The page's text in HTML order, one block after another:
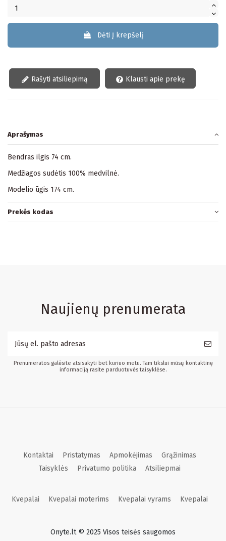
Dėti Į krepšelį
Rašyti atsiliepimą Klausti apie prekę
Aprašymas
Bendras ilgis 74 cm.
Medžiagos sudėtis 100% medvilnė.
Modelio ūgis 174 cm.
Prekės kodas
Naujienų prenumerata
Prenumeratos galėsite atsisakyti bet kuriuo metu. Tam tikslui mūsų kontaktinę
informaciją rasite parduotuvės taisyklėse.
Kontaktai Pristatymas Apmokėjimas
Grąžinimas
Taisyklės
Privatumo politika Atsiliepmai
Kvepalai Kvepalai moterims Kvepalai vyrams Kvepalai
Onyte.lt © 2025 Visos teisės saugomos